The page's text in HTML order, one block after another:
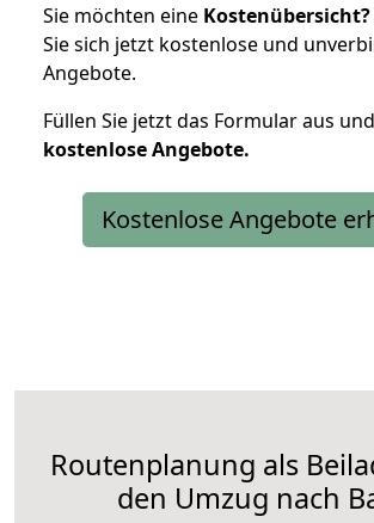
Sie möchten eine Kostenübersicht?
Sie sich jetzt kostenlose und
Angebote.
Füllen Sie jetzt das Formular aus
kostenloseAngebote.
Kostenlose Angebote
Routenplanung als
den Umzug nach